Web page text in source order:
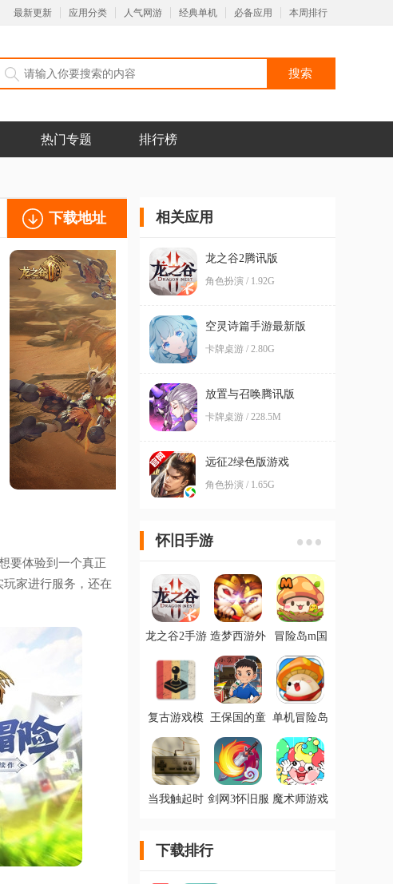
最新更新 应用分类 人气网游 经典单机 必备应用 本周排行
热门专题 排行榜
下载地址
要体验到一个真正
家进行服务，还在
相关应用
龙之谷2腾讯版
角色扮演 / 1.92G
空灵诗篇手游最新版
卡牌桌游 / 2.80G
放置与召唤腾讯版
卡牌桌游 / 228.5M
远征2绿色版游戏
角色扮演 / 1.65G
怀旧手游
龙之谷2手游 造梦西游外
冒险岛m国
MapleStory
M
复古游戏模
(MD2&GEN
Emulator)
王保国的童 单机冒险岛
AdventureStory
当我触起时 剑网3怀旧服 魔术师游戏
下载排行